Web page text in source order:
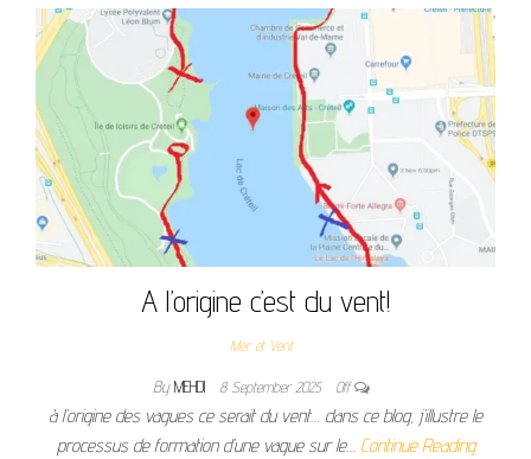
A l’origine c’est du vent!
Mer et Vent
By MEHDI 8 September 2025 Off
à l’origine des vagues ce serait du vent… dans ce blog, j’illustre le
processus de formation d’une vague sur le… Continue Reading